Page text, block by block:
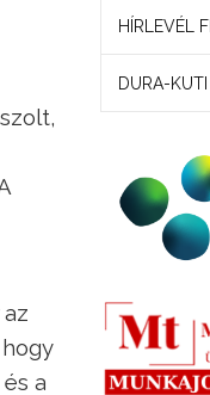
a
HÍRLEVÉL
DURA-